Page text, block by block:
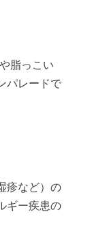
脂っこい
パレードで
疹など）の
ギー疾患の